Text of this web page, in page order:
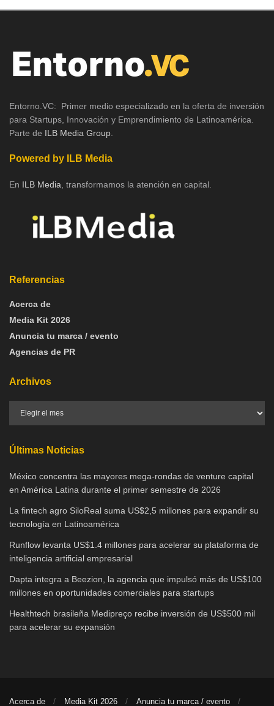
Entorno.VC: Primer medio especializado en la oferta de inversión
para Startups, Innovación y Emprendimiento de Latinoamérica.
Parte de ILB Media Group
Powered by ILB Media
En ILB Media , transformamos la atención en capital.
Referencias
Acerca de
Media Kit 2026
Anuncia tu marca / evento
Agencias de PR
Archivos
Últimas Noticias
México concentra las mayores mega-rondas de venture capital
en América Latina durante el primer semestre de 2026
La fintech agro SiloReal suma US$2,5 millones para expandir su
tecnología en Latinoamérica
Runflow levanta US$1.4 millones para acelerar su plataforma de
inteligencia artificial empresarial
Dapta integra a Beezion, la agencia que impulsó más de US$100
millones en oportunidades comerciales para startups
Healthtech brasileña Medipreço recibe inversión de US$500 mil
para acelerar su expansión
Acerca de Media Kit 2026 Anuncia tu marca / evento